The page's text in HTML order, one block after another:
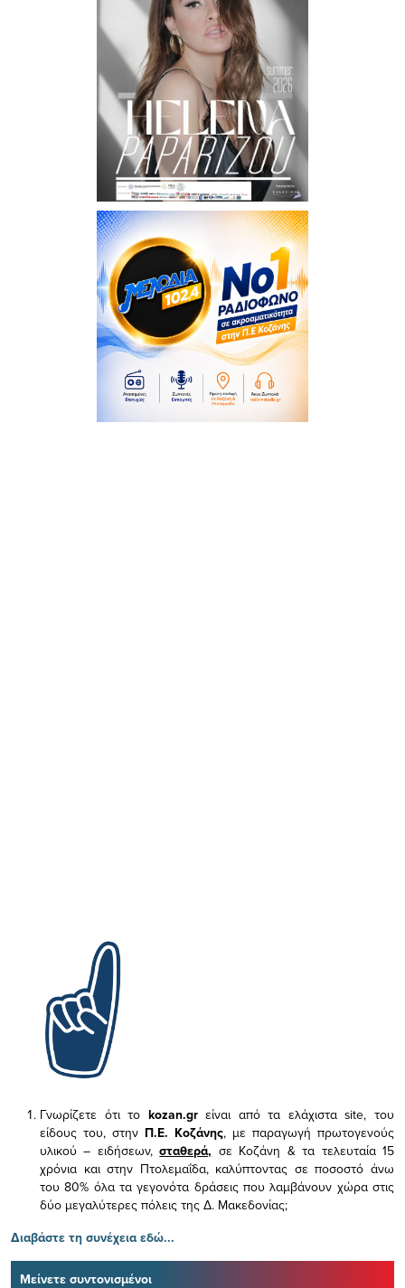
Γνωρίζετε ότι το kozan.gr είναι από τα ελάχισταsite, του
είδους του, στην Π.Ε. Κοζάνης, με παραγωγή πρωτογενούς
υλικού – ειδήσεων,σταθερά, σε Κοζάνη & τα τελευταία 15
χρόνια και στην Πτολεμαΐδα, καλύπτοντας σε ποσοστό άνω
του 80% όλα τα γεγονότα δράσεις που λαμβάνουν χώρα στις
δύο μεγαλύτερες πόλεις της Δ. Μακεδονίας;
Διαβάστε τη συνέχεια εδώ...
Μείνετε συντονισμένοι